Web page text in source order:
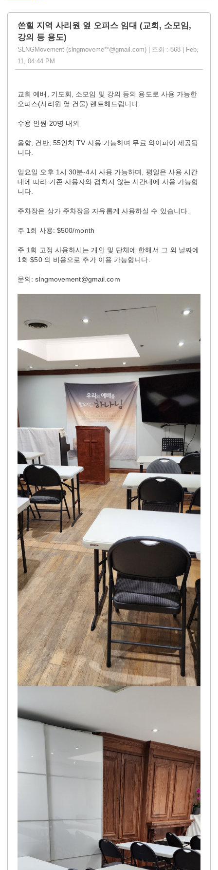
쏜힐 지역 사리원 옆 오피스 임대 (교회, 소모임,
강의 등 용도)
SLNGMovement (slngmoveme**@gmail.com) | 조회 : 868 | Feb,
11, 04:44 PM
교회 예배, 기도회, 소모임 및 강의 등의 용도로 사용 가능한
오피스(사리원 옆 건물) 렌트해드립니다.
수용 인원 20명 내외
음향, 건반, 55인치 TV 사용 가능하며 무료 와이파이 제공됩
니다.
일요일 오후 1시 30분-4시 사용 가능하며, 평일은 사용 시간
대에 따라 기존 사용자와 겹치지 않는 시간대에 사용 가능합
니다.
주차장은 상가 주차장을 자유롭게 사용하실 수 있습니다.
주 1회 사용: $500/month
주 1회 고정 사용하시는 개인 및 단체에 한해서 그 외 날짜에
1회 $50 의 비용으로 추가 이용 가능합니다.
문의: slngmovement@gmail.com